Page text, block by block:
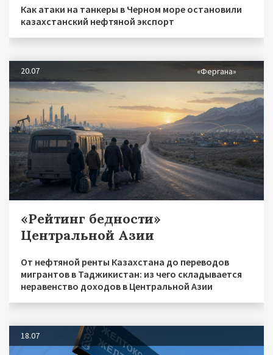
Как атаки на танкеры в Черном море остановили
казахстанский нефтяной экспорт
20.07 «Фергана»
«Рейтинг бедности»
Центральной Азии
От нефтяной ренты Казахстана до переводов
мигрантов в Таджикистан: из чего складывается
неравенство доходов в Центральной Азии
18.07